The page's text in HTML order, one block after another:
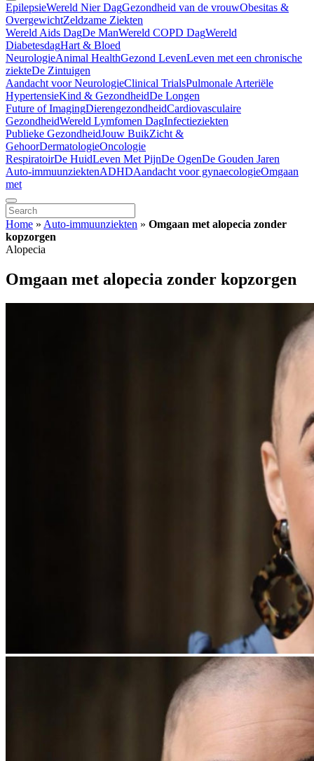
EpilepsieWereld Nier DagGezondheid van de vrouwObesitas &
OvergewichtZeldzame Ziekten
Wereld Aids DagDe ManWereld COPD DagWereld
DiabetesdagHart & Bloed
NeurologieAnimal HealthGezond LevenLeven met een chronische
ziekteDe Zintuigen
Aandacht voor NeurologieClinical TrialsPulmonale Arteriële
HypertensieKind & GezondheidDe Longen
Future of ImagingDierengezondheidCardiovasculaire
GezondheidWereld Lymfomen DagInfectieziekten
Publieke GezondheidJouw BuikZicht &
GehoorDermatologieOncologie
RespiratoirDe HuidLeven Met PijnDe OgenDe Gouden Jaren
Auto-immuunziektenADHDAandacht voor gynaecologieOmgaan
met
Home » Auto-immuunziekten » Omgaan met alopecia zonder
kopzorgen
Alopecia
Omgaan met alopecia zonder kopzorgen